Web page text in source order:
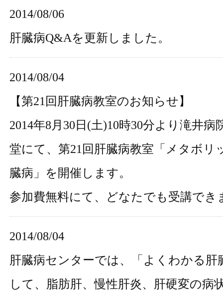
2014/08/06
肝臓病Q&Aを更新しました。
2014/08/04
【第21回肝臓病教室のお知らせ】
2014年8月30日(土)10時30分より滝井病
堂にて、第21回肝臓病教室「メタボリ
臓病」を開催します。
参加費無料にて、どなたでも受講でき
2014/08/04
肝臓病センターでは、「 よくわかる肝
して、脂肪肝、慢性肝炎、肝硬変の病